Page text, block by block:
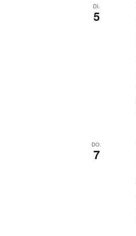
DI.
5
DO.
7